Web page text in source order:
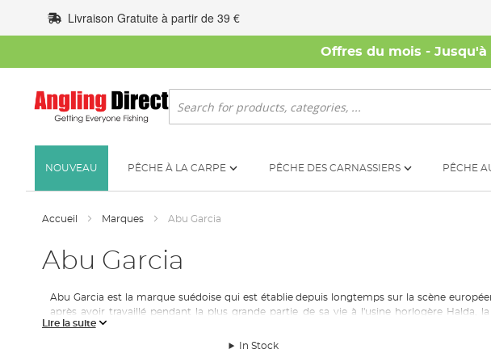
au
contenu
Livraison Gratuite à partir de 39 €
Offres du mois -
Rechercher
NOUVEAU PÊCHE À LA CARPE PÊCHE DES CARNASSIERS PÊCHE
Accueil Marques Abu Garcia
Abu Garcia
Abu Garcia est la marque suédoise qui est établie depuis longtemps sur la scène
après avoir travaillé pendant la plus grande partie de sa vie à l'usine horlogère
Cependant, en raison d'une baisse importante de la demande pour ce type
matériel de pêche. Une société de matériel de pêche de classe mondiale est née et a
Lire la suite
In Stock